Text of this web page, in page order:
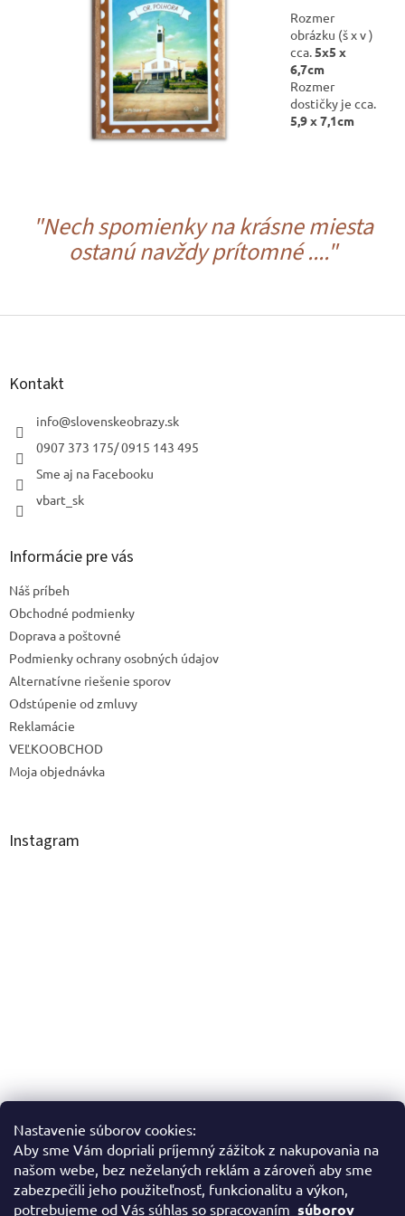
Nastavenie súborov cookies:
Aby sme Vám dopriali príjemný zážitok z nakupovania na
našom webe, bez neželaných reklám a zároveň aby sme
zabezpečili jeho použiteľnosť, funkcionalitu a výkon,
potrebujeme od Vás súhlas so spracovaním súborov
Rozmer
obrázku (š x v )
cca.5x5 x
6,7cm
Rozmer
dostičky je cca.
5,9 x 7,1cm
"Nech spomienky na krásne miesta
ostanú navždy prítomné ...."
Z
Kontakt
info@slovenskeobrazy.sk
0907 373 175/ 0915 143 495
Sme aj na Facebooku
vbart_sk
Informácie pre vás
Náš príbeh
Obchodné podmienky
Doprava a poštovné
Podmienky ochrany osobných údajov
Alternatívne riešenie sporov
Odstúpenie od zmluvy
Reklamácie
VEĽKOOBCHOD
Moja objednávka
Instagram
Sledovať na Instagrame